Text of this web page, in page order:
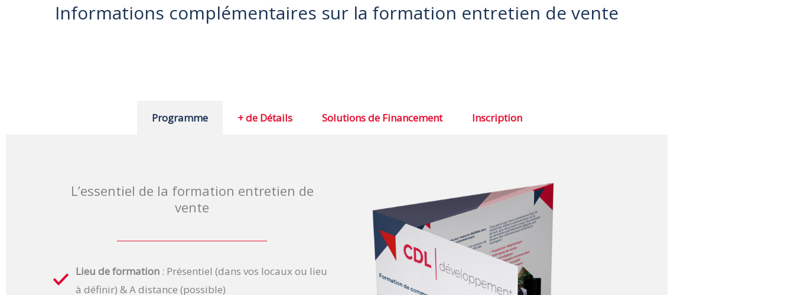
Informations complémentaires sur la formation entretien de vente
Programme + de Détails Solutions de Financement Inscription
L’essentiel de la formation entretien de
vente
Lieu de formation : Présentiel (dans vos locaux ou lieu
à définir) & A distance (possible)